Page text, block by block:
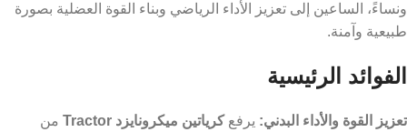
ونساءً، الساعين إلى تعزيز الأداء الرياضي وبناء القوة العضلية بصورة
طبيعية وآمنة.
الفوائد الرئيسية
تعزيز القوة والأداء البدني: يرفعكرياتين ميكرونايزد Tractor
من